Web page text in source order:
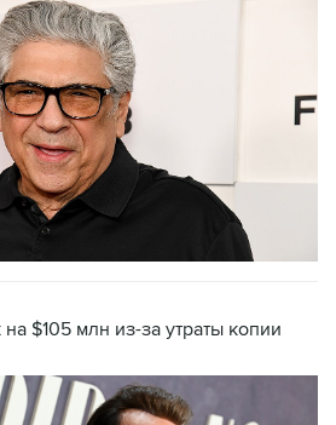
$105 млн из-за утраты копии